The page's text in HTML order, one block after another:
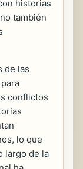
historias
también
de las
conflictos
lo que
largo de la